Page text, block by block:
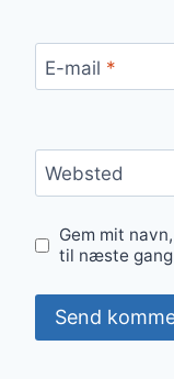
E-mail *
Websted
Gem mit
til næste gang